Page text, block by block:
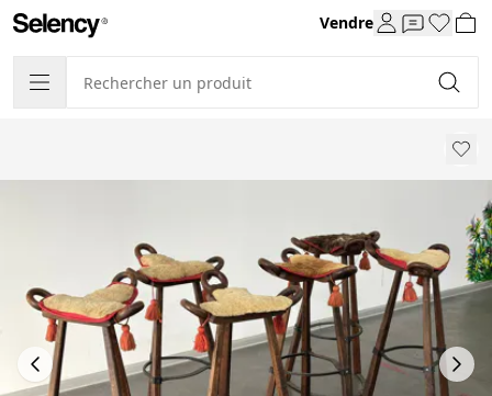
Vendre